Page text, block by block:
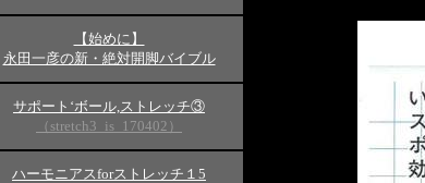
【始めに】
永田一彦の新・絶対開脚バイブル
サポート‘ボール,ストレッチ③
（stretch3_is_170402）
ハーモニアスforストレッチ１5